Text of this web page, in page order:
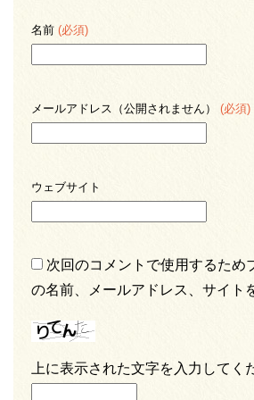
名前 (必須)
メールアドレス（公開されません） (必須)
ウェブサイト
次回のコメントで使用するため
の名前、メールアドレス、サイト
上に表示された文字を入力してく